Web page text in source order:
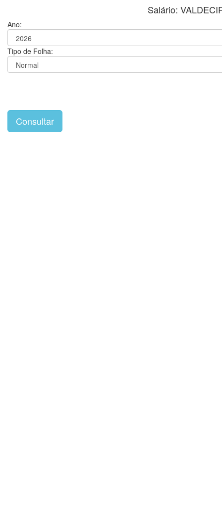
Salário:
Ano:
Tipo de Folha: